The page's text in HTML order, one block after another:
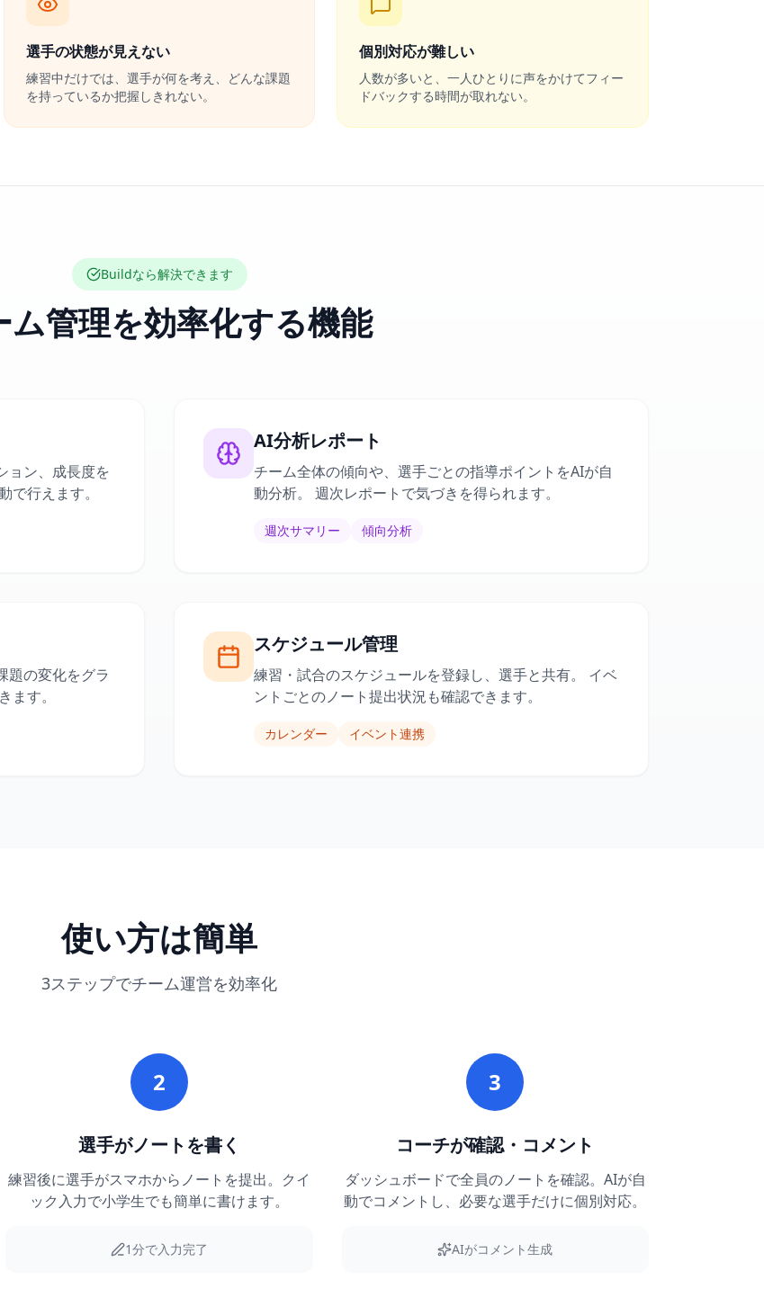
選手の状態が見えない
練習中だけでは、選手が何を考え、どんな課題
を持っているか把握しきれない。
個別対応が難しい
人数が多いと、一人ひとりに声をかけてフィー
ドバックする時間が取れない。
Buildなら解決できます
ム管理を効率化する機能
ョン、成長度を
で行えます。
AI分析レポート
チーム全体の傾向や、選手ごとの指導ポイントをAIが自
動分析。 週次レポートで気づきを得られます。
週次サマリー 傾向分析
題の変化をグラ
ます。
スケジュール管理
練習・試合のスケジュールを登録し、選手と共有。 イベ
ントごとのノート提出状況も確認できます。
カレンダー イベント連携
使い方は簡単
3ステップでチーム運営を効率化
2
選手がノートを書く
練習後に選手がスマホからノートを提出。クイ
ック入力で小学生でも簡単に書けます。
1分で入力完了
3
コーチが確認・コメント
ダッシュボードで全員のノートを確認。AIが自
動でコメントし、必要な選手だけに個別対応。
AIがコメント生成